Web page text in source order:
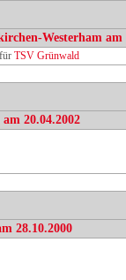
Westerham am
für TSV Grünwald
20.04.2002
28.10.2000